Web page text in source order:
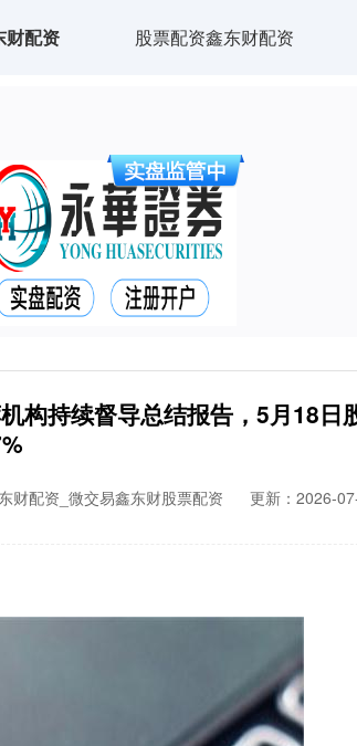
财配资 股票配资鑫东财配资
构持续督导总结报告，5月18日
财配资_微交易鑫东财股票配资
更新：2026-